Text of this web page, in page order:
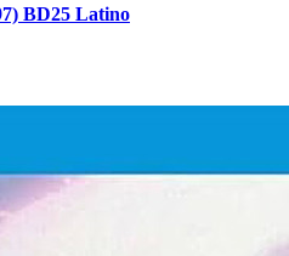
BD25 Latino